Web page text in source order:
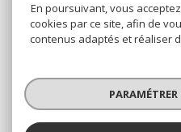
Cookies
© 2026 | Tous droits réservés
En poursuivant, vous
cookies par ce site, afin de
contenus adaptés et réaliser
PARAMÉTRER